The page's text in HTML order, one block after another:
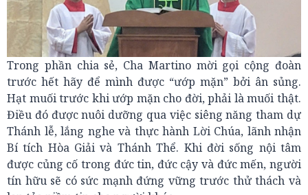
Trong phần chia sẻ, Cha Martino mời gọi cộng đoàn
trước hết hãy để mình được “ướp mặn” bởi ân sủng.
Hạt muối trước khi ướp mặn cho đời, phải là muối thật.
Điều đó được nuôi dưỡng qua việc siêng năng tham dự
Thánh lễ, lắng nghe và thực hành Lời Chúa, lãnh nhận
Bí tích Hòa Giải và Thánh Thể. Khi đời sống nội tâm
được củng cố trong đức tin, đức cậy và đức mến, người
tín hữu sẽ có sức mạnh đứng vững trước thử thách và